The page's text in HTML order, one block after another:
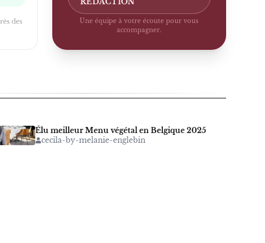
des
Une équipe à votre écoute pour vous
accompagner.
Élu meilleur Menu végétal en Belgique 2025
cecila-by-melanie-englebin